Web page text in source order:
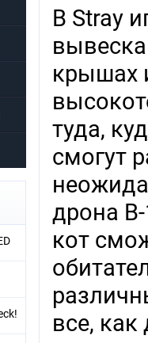
В Stray
крышах
туда,
смогут
дрона
кот
все,